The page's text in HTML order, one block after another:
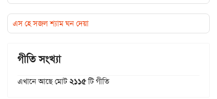
এস হে সজল শ্যাম ঘন দেয়া
গীতি সংখ্যা
এখানে আছে মোট২১১৫টি গীতি